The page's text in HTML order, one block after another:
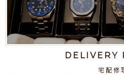
DELIVERY
宅配修